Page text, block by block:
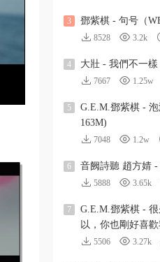
3 鄧紫棋 - 句号（
8528 3.2k
4 大壯 - 我們不一樣
7667 1.25w
5
G.E.M.鄧紫棋 -
163M)
7048 1.2w
6 音阙詩聽 趙方婧 -
5888 3.65k
7
G.E.M.鄧紫棋 -
以，你也剛好喜
5506 3.27k